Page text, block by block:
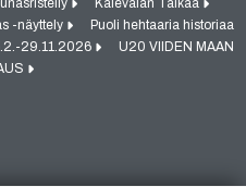
Kalevalan Taikaa
-näyttely
Puoli hehtaaria historiaa
29.11.2026
U20 VIIDEN MAAN